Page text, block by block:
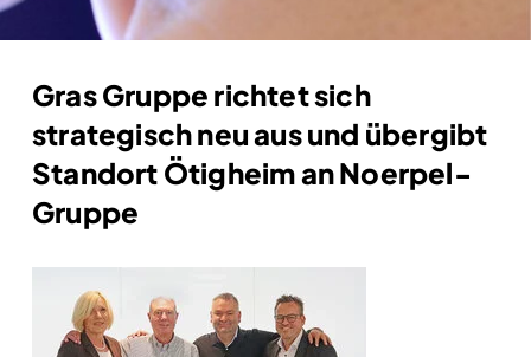
Gras Gruppe richtet sich
strategisch neu aus und übergibt
Standort Ötigheim an Noerpel-
Gruppe